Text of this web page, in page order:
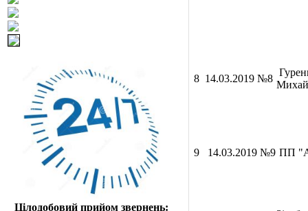
Цілодобовий прийом звернень:
8 14.03.2019 №8
9 14.03.2019 №9 ПП